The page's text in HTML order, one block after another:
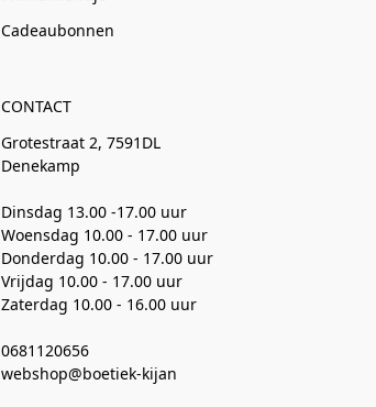
Cadeaubonnen
CONTACT
Grotestraat 2, 7591DL
Denekamp
Dinsdag 13.00 -17.00 uur
Woensdag 10.00 - 17.00 uur
Donderdag 10.00 - 17.00 uur
Vrijdag 10.00 - 17.00 uur
Zaterdag 10.00 - 16.00 uur
0681120656
webshop@boetiek-kijan